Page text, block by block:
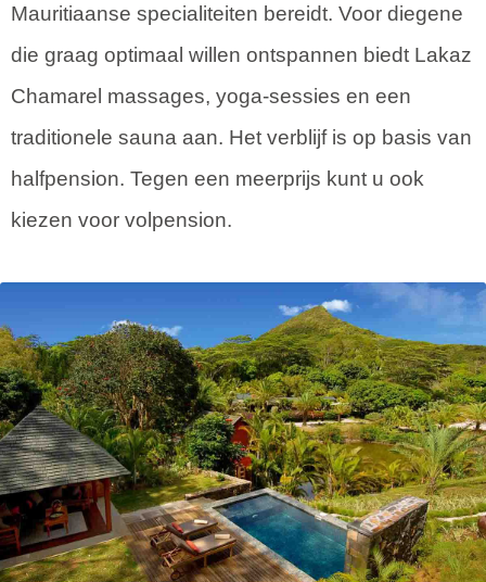
Mauritiaanse specialiteiten bereidt. Voor diegene
die graag optimaal willen ontspannen biedt Lakaz
Chamarel massages, yoga-sessies en een
traditionele sauna aan. Het verblijf is op basis van
halfpension. Tegen een meerprijs kunt u ook
kiezen voor volpension.